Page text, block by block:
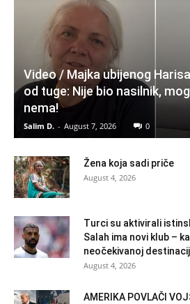
Video / Majka ubijenog
od tuge: Nije bio nasilnik,
nema!
Salim D. - August 7, 2026 0
Žena koja sadi priče
August 4, 2026
Turci su aktivirali
Salah ima novi klub –
neočekivanoj
August 4, 2026
AMERIKA POVLAČI